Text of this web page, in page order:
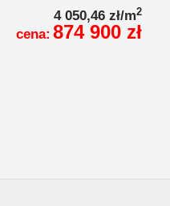
4 050,46 zł/m2
cena: 874 900 zł